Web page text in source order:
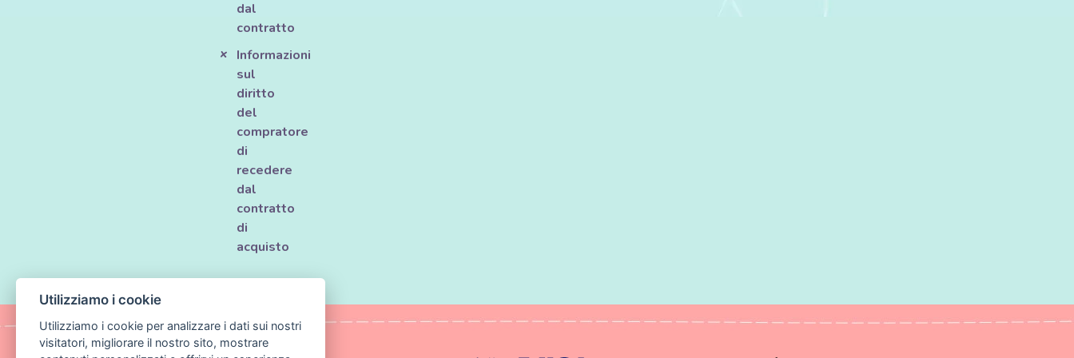
dal
contratto
Informazioni
sul
diritto
del
compratore
di
recedere
dal
contratto
di
acquisto
Utilizziamo i cookie
Utilizziamo i cookie per analizzare i dati sui nostri
visitatori, migliorare il nostro sito, mostrare